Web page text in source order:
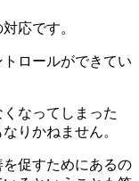
応です。
ロールができてい
なってしまった
りかねません。
促すためにあるの